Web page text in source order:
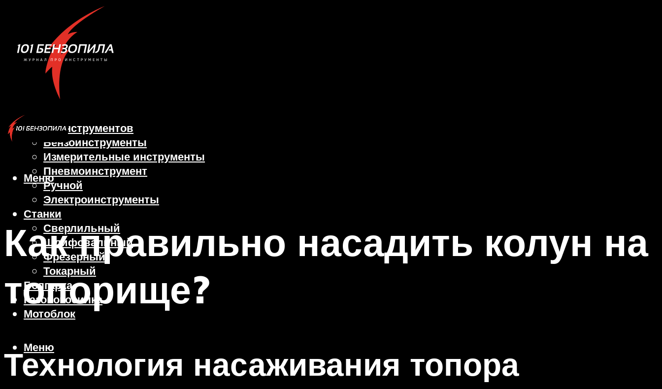
Виды инструментов
Бензоинструменты
Измерительные инструменты
Пневмоинструмент
Ручной
Электроинструменты
Станки
Сверлильный
Шлифовальный
Фрезерный
Токарный
Болгарка
Газонокосилка
Мотоблок
Меню
Меню
Как правильно насадить колун на
топорище?
Технология насаживания топора